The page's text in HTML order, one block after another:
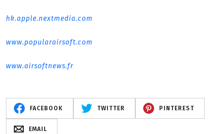
hk.apple.nextmedia.com
www.popularairsoft.com
www.airsoftnews.fr
FACEBOOK TWITTER PINTEREST
EMAIL